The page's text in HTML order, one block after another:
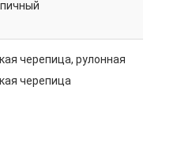
черепица, рулонная
черепица